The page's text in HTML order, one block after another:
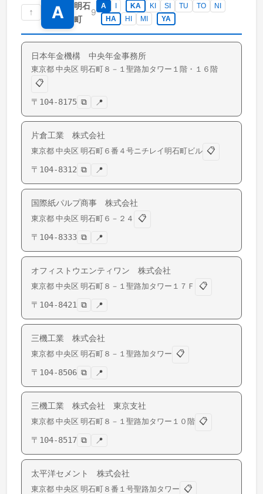
↑ A
明石
町
9
A KA KI SI TU TO
NI
HA
HI MI YA
日本年金機構 中央年金事務所
東京都 中央区 明石町 ８－１聖路加タワー１階・１６階
📋
〒 104-8175 ⧉ 📍
片倉工業 株式会社
東京都 中央区 明石町 ６番４号ニチレイ明石町ビル 📋
〒 104-8312 ⧉ 📍
国際紙パルプ商事 株式会社
東京都 中央区 明石町 ６－２４
📋
〒 104-8333 ⧉ 📍
オフィストウエンティワン 株式会社
東京都 中央区 明石町 ８－１聖路加タワー１７Ｆ
📋
〒 104-8421 ⧉ 📍
三機工業 株式会社
東京都 中央区 明石町 ８－１聖路加タワー 📋
〒 104-8506 ⧉ 📍
三機工業 株式会社 東京支社
東京都 中央区 明石町 ８－１聖路加タワー１０階 📋
〒 104-8517 ⧉ 📍
太平洋セメント 株式会社
東京都 中央区 明石町 ８番１号聖路加タワー 📋